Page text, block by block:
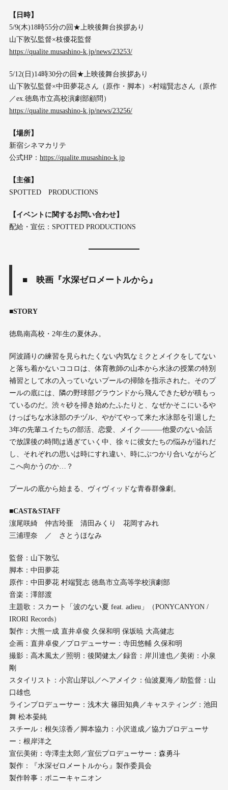
【日時】
5/9(木)18時55分の回★上映後舞台挨拶あり
山下敦弘監督×枝優花監督
https://qualite.musashino-k.jp/news/23253/
5/12(日)14時30分の回★上映後舞台挨拶あり
山下敦弘監督×中田夢花さん（原作・脚本）×村端賢志さん（原作
／ex.徳島市立高校演劇部顧問）
https://qualite.musashino-k.jp/news/23256/
【場所】
新宿シネマカリテ
公式HP： https://qualite.musashino-k.jp
【主催】
SPOTTED PRODUCTIONS
【イベントに関するお問い合わせ】
配給・宣伝：SPOTTED PRODUCTIONS
■ 映画『水深ゼロメートルから』
■STORY
徳島南高校・2年生の夏休み。
阿波踊りの練習を見られたくない内気なミクとメイクをしてない
と落ち着かないココロは、体育教師の山本から水泳の授業の特別
補習として水の入っていないプールの掃除を指示された。そのプ
ールの底には、隣の野球部グラウンドから飛んできた砂が積もっ
ているのだ。渋々砂を掃き始めたふたりと、なぜかそこにいるや
けっぱちな水泳部のチヅル、やがてやって来た水泳部を引退した
3年の先輩ユイたちの部活、恋愛、メイク―――他愛のない会話
で放課後の時間は過ぎていく中、徐々に彼女たちの悩みが溢れだ
し、それぞれの思いは時にすれ違い、時にぶつかり合いながらど
こへ向かうのか…？
プールの底から始まる、ヴィヴィッドな青春群像劇。
■CAST&STAFF
濵尾咲綺 仲吉玲亜 清田みくり 花岡すみれ
三浦理奈 ／ さとうほなみ
監督：山下敦弘
脚本：中田夢花
原作：中田夢花 村端賢志 徳島市立高等学校演劇部
音楽：澤部渡
主題歌：スカート「波のない夏 feat. adieu」（PONYCANYON /
IRORI Records）
製作：大熊一成 直井卓俊 久保和明 保坂暁 大高健志
企画：直井卓俊／プロデューサー：寺田悠輔 久保和明
撮影：高木風太／照明：後閑健太／録音：岸川達也／美術：小泉
剛
スタイリスト：小宮山芽以／ヘアメイク：仙波夏海／助監督：山
口雄也
ラインプロデューサー：浅木大 篠田知典／キャスティング：池田
舞 松本晏純
スチール：根矢涼香／脚本協力：小沢道成／協力プロデューサ
ー：根岸洋之
宣伝美術：寺澤圭太郎／宣伝プロデューサー：森勇斗
製作：『水深ゼロメートルから』製作委員会
製作幹事：ポニーキャニオン